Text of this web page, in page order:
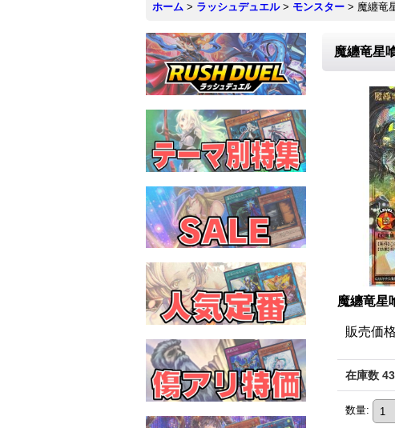
ホーム > ラッシュデュエル > モンスター > 魔纏竜
魔纏竜星
魔纏竜星
販売価格
在庫数
数量: